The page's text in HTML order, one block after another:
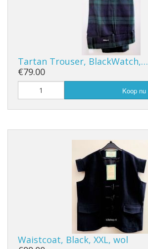
Tartan Trouser, BlackWatch,…
€79.00
Koop nu
Waistcoat, Black, XXL, wol